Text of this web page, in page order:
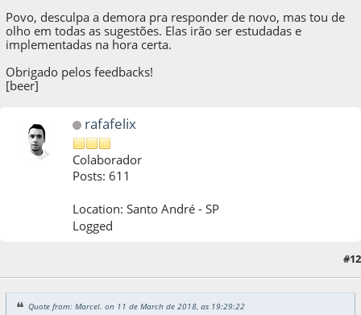
Povo, desculpa a demora pra responder de novo, mas tou de
olho em todas as sugestões. Elas irão ser estudadas e
implementadas na hora certa.
Obrigado pelos feedbacks!
[beer]
rafafelix
Colaborador
Posts: 611
Location: Santo André - SP
Logged
#12
Quote from: Marcel. on 11 de March de 2018, as 19:29:22